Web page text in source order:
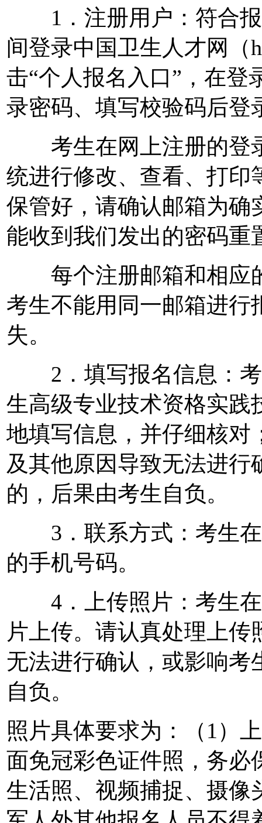
1．注册用户：符合报
间登录中国卫生人才网（
击“个人报名入口”，在登
录密码、填写校验码后登
考生在网上注册的登
统进行修改、查看、打印
保管好，请确认邮箱为确
能收到我们发出的密码重
每个注册邮箱和相应
考生不能用同一邮箱进行
失。
2．填写报名信息：考
生高级专业技术资格实践
地填写信息，并仔细核对
及其他原因导致无法进
的，后果由考生自负。
3．联系方式：考生在
的手机号码。
4．上传照片：考生在
片上传。请认真处理上
无法进行确认，或影响考
自负。
照片具体要求为：（1）
面免冠彩色证件照，务必
生活照、视频捕捉、摄像